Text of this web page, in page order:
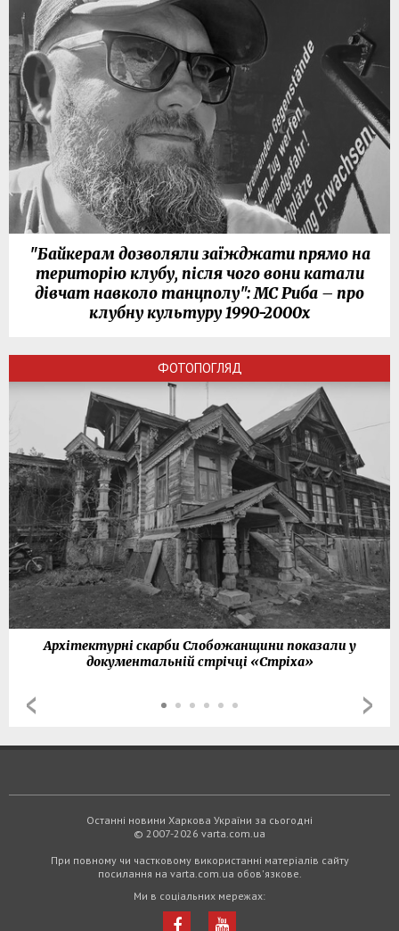
"Байкерам дозволяли заїжджати прямо на
територію клубу, після чого вони катали
дівчат навколо танцполу": МС Риба – про
клубну культуру 1990-2000х
ФОТОПОГЛЯД
Архітектурні скарби Слобожанщини показали у
документальній стрічці «Стріха»
Останні новини Харкова України за сьогодні
© 2007-2026 varta.com.ua
При повному чи частковому використанні матеріалів сайту
посилання на varta.com.ua обов'язкове.
Ми в соціальних мережах: